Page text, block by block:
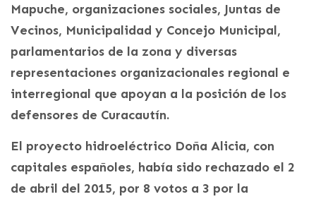
Mapuche, organizaciones sociales, Juntas de
Vecinos, Municipalidad y Concejo Municipal,
parlamentarios de la zona y diversas
representaciones organizacionales regional e
interregional que apoyan a la posición de los
defensores de Curacautín.
El proyecto hidroeléctrico Doña Alicia, con
capitales españoles, había sido rechazado el 2
de abril del 2015, por 8 votos a 3 por la